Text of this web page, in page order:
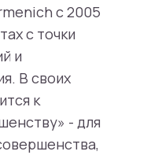
с 2005
с точки
и
В своих
к
- для